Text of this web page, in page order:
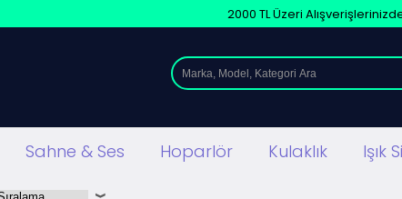
2000 TL Üzeri
Sahne & Ses Hoparlör Kulaklık Işık